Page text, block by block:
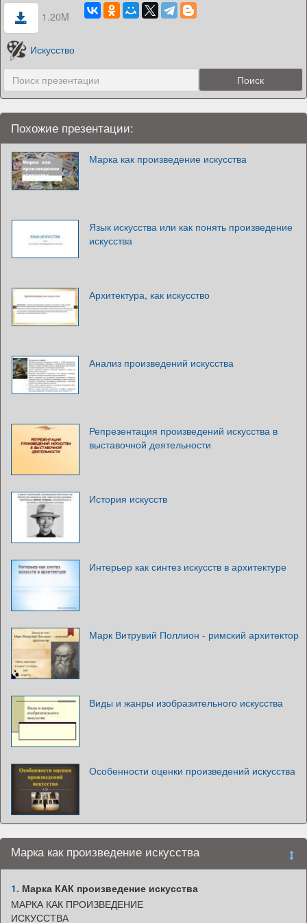
1.20M
Искусство
Похожие презентации:
Марка как произведение искусства
Язык искусства или как понять произведение
искусства
Архитектура, как искусство
Анализ произведений искусства
Репрезентация произведений искусства в
выставочной деятельности
История искусств
Интерьер как синтез искусств в архитектуре
Марк Витрувий Поллион - римский архитектор
Виды и жанры изобразительного искусства
Особенности оценки произведений искусства
Марка как произведение искусства
1. Марка КАК произведение искусства
МАРКА КАК ПРОИЗВЕДЕНИЕ
ИСКУССТВА